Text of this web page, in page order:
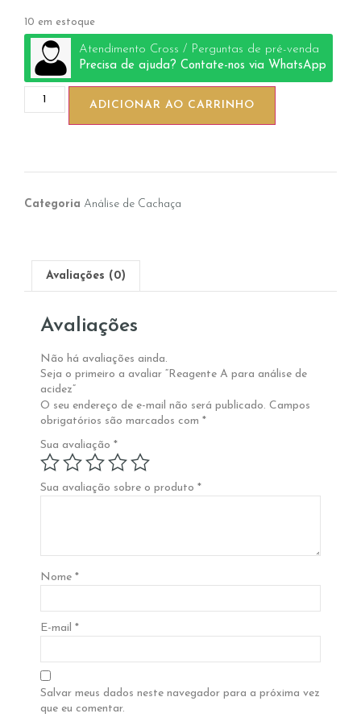
10 em estoque
Atendimento Cross / Perguntas de pré-venda
Precisa de ajuda? Contate-nos via WhatsApp
ADICIONAR AO CARRINHO
Categoria Análise de Cachaça
Avaliações (0)
Avaliações
Não há avaliações ainda.
Seja o primeiro a avaliar “Reagente A para análise de
acidez”
O seu endereço de e-mail não será publicado. Campos
obrigatórios são marcados com *
Sua avaliação *
Sua avaliação sobre o produto *
Nome *
E-mail *
Salvar meus dados neste navegador para a próxima vez
que eu comentar.